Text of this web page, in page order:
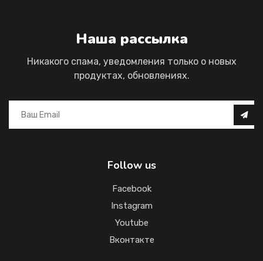
Наша рассылка
Никакого спама, уведомления только о новых
продуктах, обновлениях.
Follow us
Facebook
Instagram
Youtube
Вконтакте